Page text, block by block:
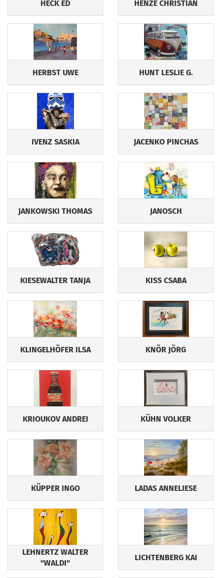
HECK ED HENZE CHRISTIAN
HERBST UWE HUNT LESLIE G.
IVENZ SASKIA JACENKO PINCHAS
JANKOWSKI THOMAS JANOSCH
KIESEWALTER TANJA KISS CSABA
KLINGELHÖFER ILSA KNÖR JÖRG
KRIOUKOV ANDREI KÜHN VOLKER
KÜPPER INGO LADAS ANNELIESE
LEHNERTZ WALTER
"WALDI"
LICHTENBERG KAI